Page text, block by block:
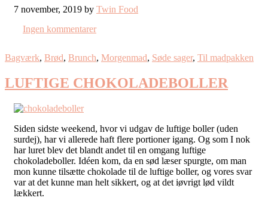
7 november, 2019 by Twin Food
Ingen kommentarer
Bagværk, Brød, Brunch, Morgenmad, Søde sager, Til madpakken
LUFTIGE CHOKOLADEBOLLER
Siden sidste weekend, hvor vi udgav de luftige boller (uden
surdej), har vi allerede haft flere portioner igang. Og som I nok
har luret blev det blandt andet til en omgang luftige
chokoladeboller. Idéen kom, da en sød læser spurgte, om man
mon kunne tilsætte chokolade til de luftige boller, og vores svar
var at det kunne man helt sikkert, og at det iøvrigt lød vildt
lækkert.